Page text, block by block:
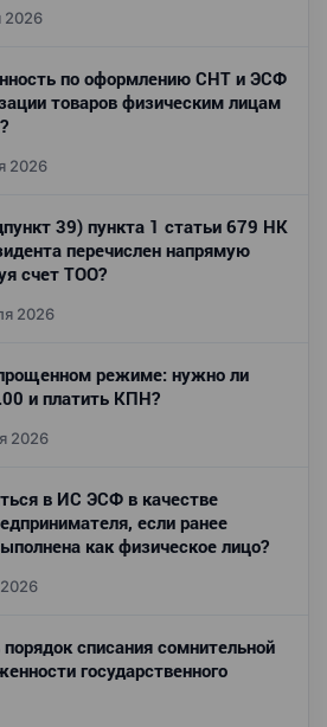
2026
по оформлению СНТ и ЭСФ
товаров физическим лицам
2026
39) пункта 1 статьи 679 НК
перечислен напрямую
счет ТОО?
2026
режиме: нужно ли
и платить КПН?
2026
в ИС ЭСФ в качестве
если ранее
как физическое лицо?
списания сомнительной
государственного